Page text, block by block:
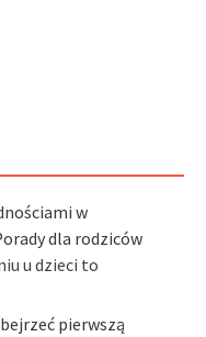
w
dla rodziców
u dzieci to
pierwszą